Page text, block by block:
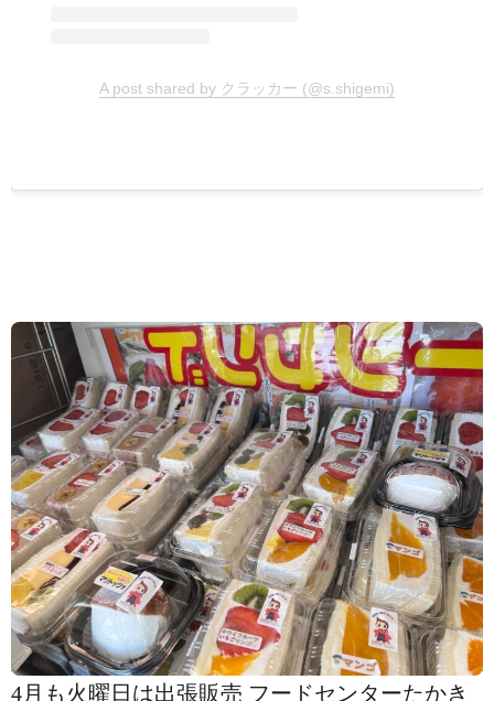
A post shared by クラッカー (@s.shigemi)
4月も火曜日は出張販売️ フードセンターたかき